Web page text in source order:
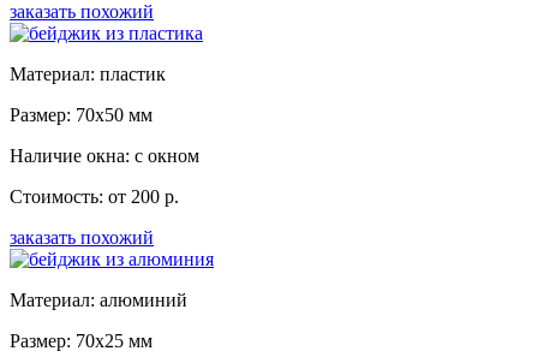
заказать похожий
Материал: пластик
Размер: 70x50 мм
Наличие окна: с окном
Стоимость: от 200 р.
заказать похожий
Материал: алюминий
Размер: 70x25 мм